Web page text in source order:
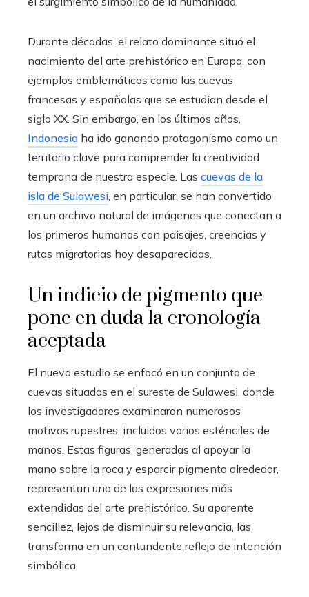
Durante décadas, el relato dominante situó el
nacimiento del arte prehistórico en Europa, con
ejemplos emblemáticos como las cuevas
francesas y españolas que se estudian desde el
siglo XX. Sin embargo, en los últimos años,
Indonesia ha ido ganando protagonismo como un
territorio clave para comprender la creatividad
temprana de nuestra especie. Las cuevas de la
isla de Sulawesi , en particular, se han convertido
en un archivo natural de imágenes que conectan a
los primeros humanos con paisajes, creencias y
rutas migratorias hoy desaparecidas.
Un indicio de pigmento que
pone en duda la cronología
aceptada
El nuevo estudio se enfocó en un conjunto de
cuevas situadas en el sureste de Sulawesi, donde
los investigadores examinaron numerosos
motivos rupestres, incluidos varios esténciles de
manos. Estas figuras, generadas al apoyar la
mano sobre la roca y esparcir pigmento alrededor,
representan una de las expresiones más
extendidas del arte prehistórico. Su aparente
sencillez, lejos de disminuir su relevancia, las
transforma en un contundente reflejo de intención
simbólica.